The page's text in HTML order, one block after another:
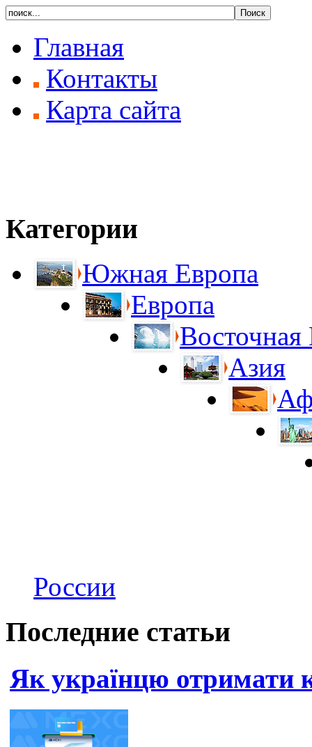
Главная
Контакты
Карта сайта
Категории
Южная Европа
Европа
Восточная
Азия
России
Последние статьи
Як українцю отримати